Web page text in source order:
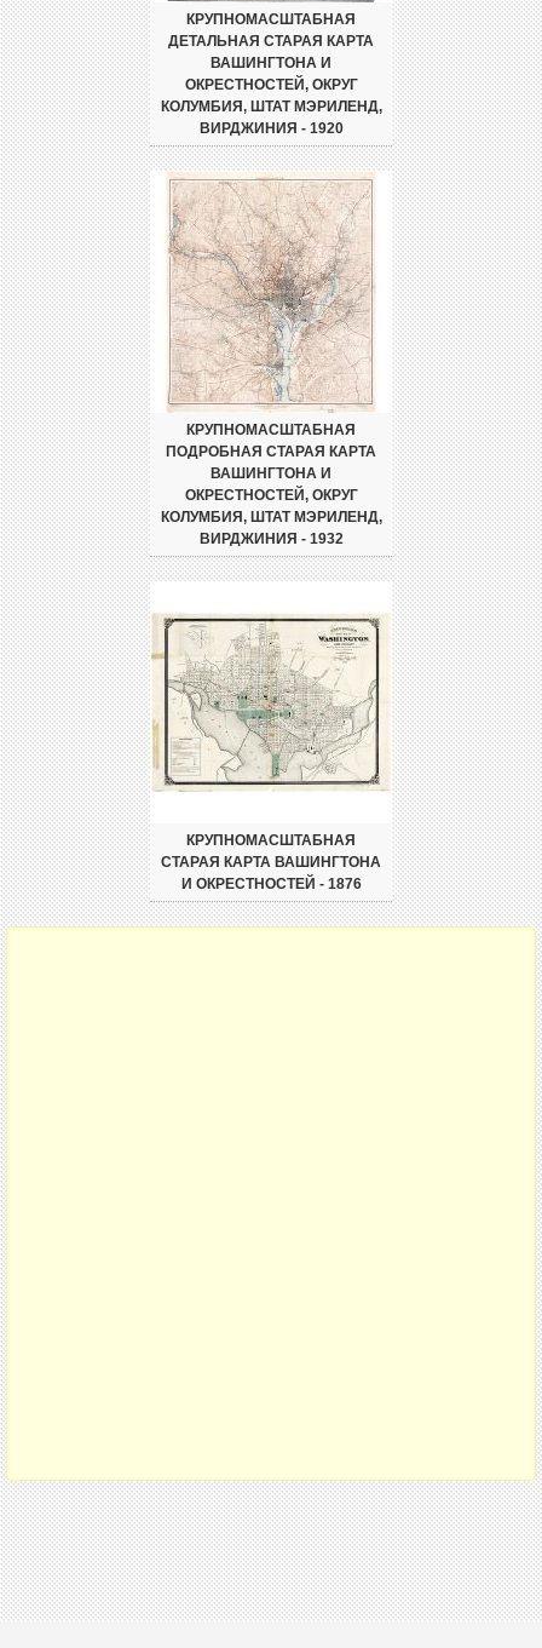
КРУПНОМАСШТАБНАЯ
ДЕТАЛЬНАЯ СТАРАЯ КАРТА
ВАШИНГТОНА И
ОКРЕСТНОСТЕЙ, ОКРУГ
КОЛУМБИЯ, ШТАТ МЭРИЛЕНД,
ВИРДЖИНИЯ - 1920
КРУПНОМАСШТАБНАЯ
ПОДРОБНАЯ СТАРАЯ КАРТА
ВАШИНГТОНА И
ОКРЕСТНОСТЕЙ, ОКРУГ
КОЛУМБИЯ, ШТАТ МЭРИЛЕНД,
ВИРДЖИНИЯ - 1932
КРУПНОМАСШТАБНАЯ
СТАРАЯ КАРТА ВАШИНГТОНА
И ОКРЕСТНОСТЕЙ - 1876